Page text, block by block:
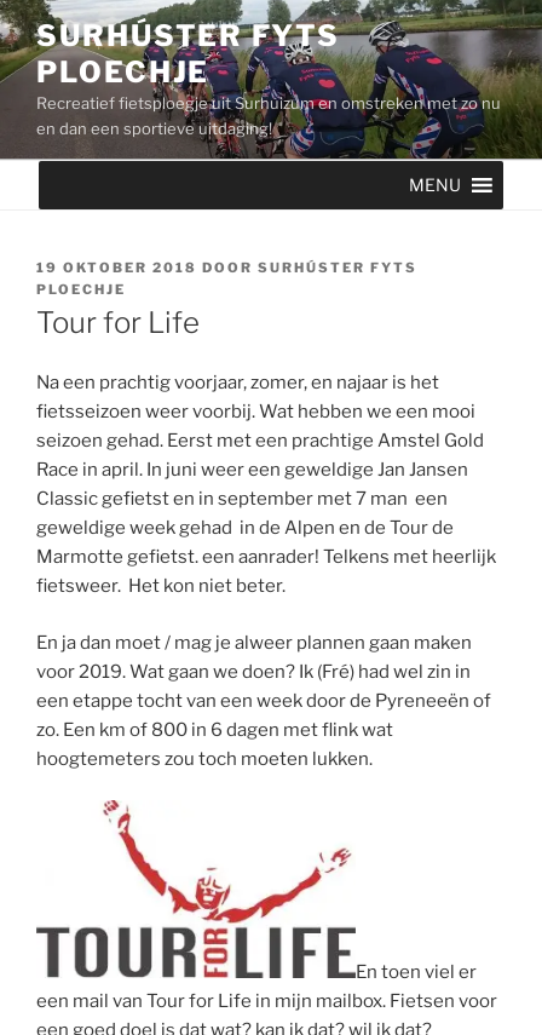
Ga
naar
de
inhoud
SURHÚSTER FYTS
PLOECHJE
Recreatief fietsploegje uit Surhuizum en omstreken met zo nu
en dan een sportieve uitdaging!
MENU
GEPLAATST
OP
19 OKTOBER 2018 DOOR SURHÚSTER FYTS
PLOECHJE
Tour for Life
Na een prachtig voorjaar, zomer, en najaar is het
fietsseizoen weer voorbij. Wat hebben we een mooi
seizoen gehad. Eerst met een prachtige Amstel Gold
Race in april. In juni weer een geweldige Jan Jansen
Classic gefietst en in september met 7 man een
geweldige week gehad in de Alpen en de Tour de
Marmotte gefietst. een aanrader! Telkens met heerlijk
fietsweer. Het kon niet beter.
En ja dan moet / mag je alweer plannen gaan maken
voor 2019. Wat gaan we doen? Ik (Fré) had wel zin in
een etappe tocht van een week door de Pyreneeën of
zo. Een km of 800 in 6 dagen met flink wat
hoogtemeters zou toch moeten lukken.
En toen viel er
een mail van Tour for Life in mijn mailbox. Fietsen voor
een goed doel is dat wat? kan ik dat? wil ik dat?